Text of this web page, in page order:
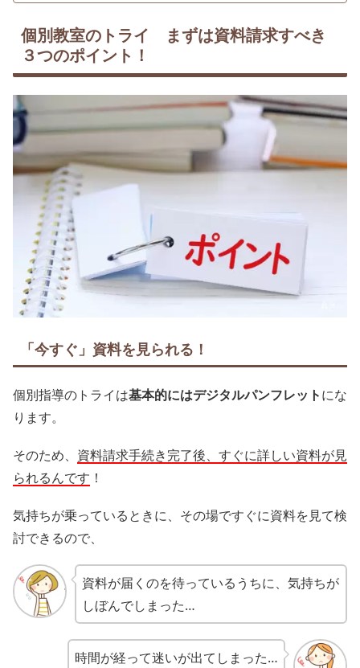
個別教室のトライ まずは資料請求すべき
３つのポイント！
「今すぐ」資料を見られる！
個別指導のトライは基本的にはデジタルパンフレットにな
ります。
そのため、 資料請求手続き完了後、すぐに詳しい資料が見
られるんです ！
気持ちが乗っているときに、その場ですぐに資料を見て検
討できるので、
資料が届くのを待っているうちに、気持ちが
しぼんでしまった…
時間が経って迷いが出てしまった…